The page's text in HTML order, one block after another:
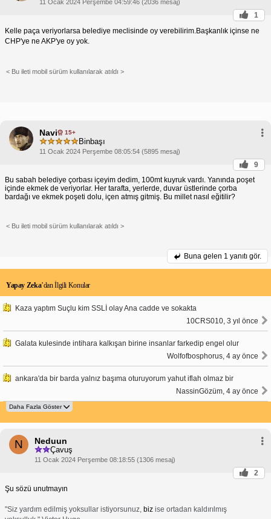
11 Ocak 2024 Perşembe 04:59:46 (2036 mesaj)
1
Kelle paça veriyorlarsa belediye meclisinde oy verebilirim.Başkanlık içinse ne
CHP'ye ne AKP'ye oy yok.
< Bu ileti mobil sürüm kullanılarak atıldı >
Navi 15+
Binbaşı
11 Ocak 2024 Perşembe 08:05:54 (5895 mesaj)
9
Bu sabah belediye çorbası içeyim dedim, 100mt kuyruk vardı. Yanında poşet
içinde ekmek de veriyorlar. Her tarafta, yerlerde, duvar üstlerinde çorba
bardağı ve ekmek poşeti dolu, içen atmış gitmiş. Bu millet nasıl eğitilir?
< Bu ileti mobil sürüm kullanılarak atıldı >
Buna gelen 1 yanıtı gör.
Yapay Zeka’dan İlgili Konular
Kaza yaptım Suçlu kim SSLİ olay Ana cadde ve sokakta
10CRS010, 3 yıl önce
Galata kulesinde intihara kalkışan birine insanlar farkedip engel olur
Wolfofbosphorus, 4 ay önce
ankara'da bir barda yalnız başıma oturuyorum yahut iflah olmaz bir
NassinGözüm, 4 ay önce
N Neduun
Çavuş
11 Ocak 2024 Perşembe 08:18:55 (1306 mesaj)
2
Şu sözü unutmayın
"Siz yardım edilmiş yoksullar istiyorsunuz, biz ise ortadan kaldırılmış